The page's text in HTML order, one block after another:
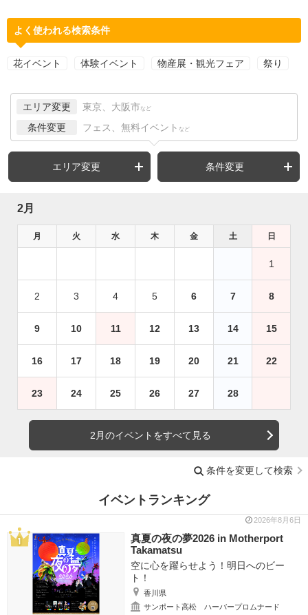
よく使われる検索条件
花イベント 体験イベント 物産展・観光フェア 祭り
エリア変更 東京、大阪市 など
条件変更 フェス、無料イベント など
エリア変更 条件変更
2月
月 火 水 木 金 土 日
1
2 3 4 5 6 7 8
9 10 11 12 13 14 15
16 17 18 19 20 21 22
23 24 25 26 27 28
2月のイベントをすべて見る
条件を変更して検索
イベントランキング
2026年8月6日
真夏の夜の夢2026 in Motherport
Takamatsu
空に心を躍らせよう！明日へのビー
ト！
香川県
サンポート高松 ハーバープロムナード